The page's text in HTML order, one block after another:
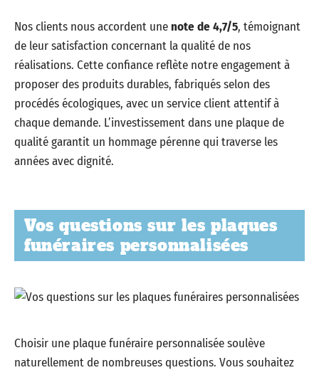
Nos clients nous accordent unenote de 4,7/5, témoignant
de leur satisfaction concernant la qualité de nos
réalisations. Cette confiance reflète notre engagement à
proposer des produits durables, fabriqués selon des
procédés écologiques, avec un service client attentif à
chaque demande. L’investissement dans une plaque de
qualité garantit un hommage pérenne qui traverse les
années avec dignité.
Vos questions sur les plaques
funéraires personnalisées
Choisir une plaque funéraire personnalisée soulève
naturellement de nombreuses questions. Vous souhaitez